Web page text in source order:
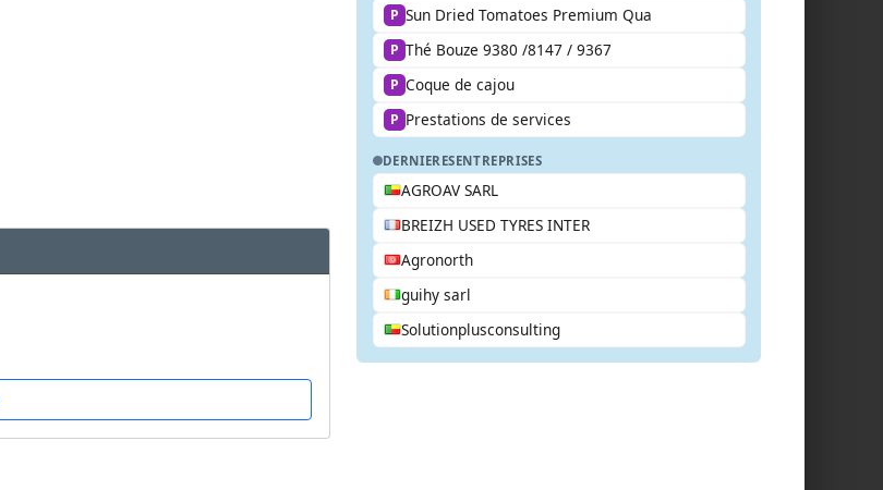
P Sun Dried Tomatoes Premium Qua
P Thé Bouze 9380 /8147 / 9367
P Coque de cajou
P Prestations de services
DERNIERESENTREPRISES
AGROAV SARL
BREIZH USED TYRES INTER
Agronorth
guihy sarl
Solutionplusconsulting